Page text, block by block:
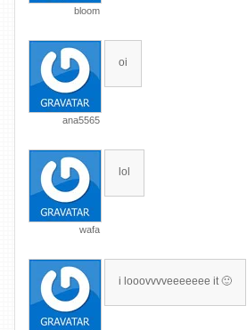
bloom
ana5565
oi
wafa
lol
i looovvvveeeeeee it 🙂